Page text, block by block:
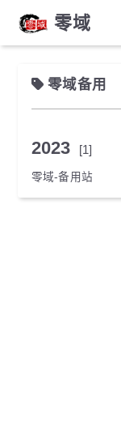
零域
零域备用
2023 [1]
零域-备用站